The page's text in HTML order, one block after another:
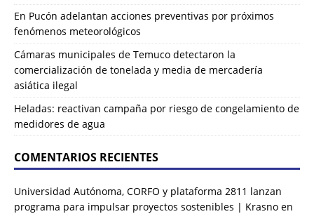
En Pucón adelantan acciones preventivas por próximos
fenómenos meteorológicos
Cámaras municipales de Temuco detectaron la
comercialización de tonelada y media de mercadería
asiática ilegal
Heladas: reactivan campaña por riesgo de congelamiento de
medidores de agua
COMENTARIOS RECIENTES
Universidad Autónoma, CORFO y plataforma 2811 lanzan
programa para impulsar proyectos sostenibles | Krasno en